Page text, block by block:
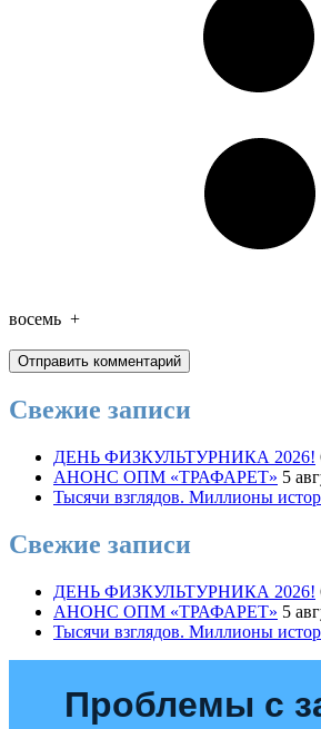
восемь +
Свежие записи
ДЕНЬ ФИЗКУЛЬТУРНИКА 2026!
АНОНС ОПМ «ТРАФАРЕТ» 5
Тысячи взглядов. Миллионы
Свежие записи
ДЕНЬ ФИЗКУЛЬТУРНИКА 2026!
АНОНС ОПМ «ТРАФАРЕТ» 5
Тысячи взглядов. Миллионы
Проблемы с